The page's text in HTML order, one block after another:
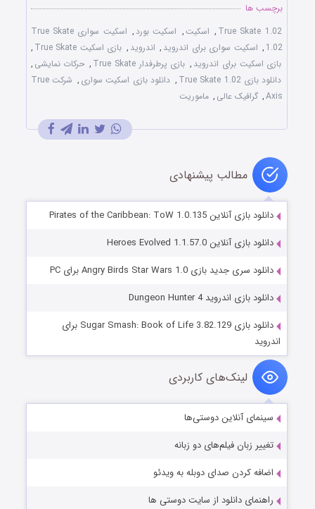
برچسب ها
True Skate 1.02
, اسکیت, اسکیت بورد ,
اسکیت سواری True Skate
1.02
, اسکیت سواری برای اندروید , اندروید , بازی اسکیت True Skate
,
بازی اسکیت برای اندروید , بازی پرطرفدار True Skate , حرکات نمایشی ,
دانلود بازی True Skate 1.02
, دانلود بازی اسکیت سواری ,
شرکت True
Axis
, گرافیک عالی , ماموریت
مطالب پیشنهادی
دانلود بازی آنلاین Pirates of the Caribbean: ToW 1.0.135
دانلود بازی آنلاین Heroes Evolved 1.1.57.0
دانلود سری جدید بازی Angry Birds Star Wars 1.0 برای PC
دانلود بازی اندروید Dungeon Hunter 4
دانلود بازی Sugar Smash: Book of Life 3.82.129 برای
اندروید
لینک‌های کاربردی
سینمای آنلاین دوستی‌ها
تغییر زبان فیلم‌های دو زبانه
اضافه کردن صدای دوبله به ویدئو
راهنمای دانلود از سایت دوستی ها